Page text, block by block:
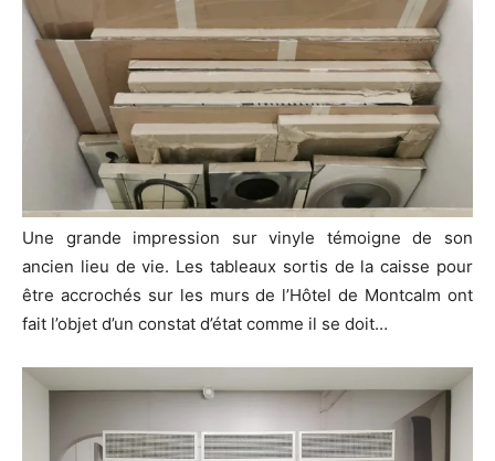
Une grande impression sur vinyle témoigne de son
ancien lieu de vie. Les tableaux sortis de la caisse pour
être accrochés sur les murs de l’Hôtel de Montcalm ont
fait l’objet d’un constat d’état comme il se doit…